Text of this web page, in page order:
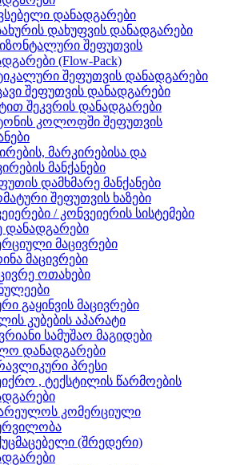
დანადგარები
დახუფვის დანადგარები
შეფუთვის
(Flow-Pack)
შეფუთვის დანადგარები
შეფუთვის დანადგარები
შეკვრის დანადგარები
კოლოფში შეფუთვის
მარკირებისა და
მანქანები
დამხმარე მანქანები
შეფუთვის ხაზები
/ კონვეიერის სისტემები
დანადგარები
მაცივრები
მაცივრები
ოთახები
გაყინვის მაცივრები
კუბების აპარატი
სამუშაო მაგიდები
დანადგარები
პრესი
, ტექსტილის წარმოების
კომერციული
(შრედერი)